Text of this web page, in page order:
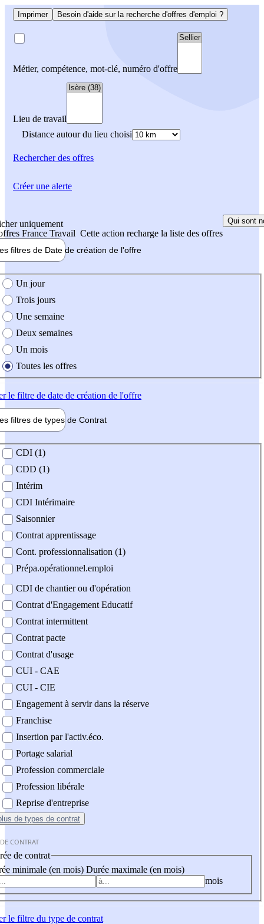
Imprimer Besoin d'aide sur la recherche d'offres d'emploi ?
Métier, compétence, mot-clé, numéro d'offre
Lieu de travail
Distance autour du lieu choisi
Rechercherdes offres
uniquement
France Travail Cette action recharge la liste des offres
Qui sont
filtres de Date de création de l'offre
création de l'offre
Un jour
Trois jours
Une semaine
Deux semaines
Un mois
Toutes les offres
le filtre de date de création de l'offre
filtres de types de Contrat
contrat
CDI (1)
CDD (1)
Intérim
CDI Intérimaire
Saisonnier
Contrat apprentissage
Cont. professionnalisation (1)
Prépa.opérationnel.emploi
CDI de chantier ou d'opération
Contrat d'Engagement Educatif
Contrat intermittent
Contrat pacte
Contrat d'usage
CUI - CAE
CUI - CIE
Engagement à servir dans la réserve
Franchise
Insertion par l'activ.éco.
Portage salarial
Profession commerciale
Profession libérale
Reprise d'entreprise
de types de contrat
CONTRAT
de contrat
minimale (en mois) Durée maximale (en mois)
mois
le filtre du type de contrat
Créer une alerte